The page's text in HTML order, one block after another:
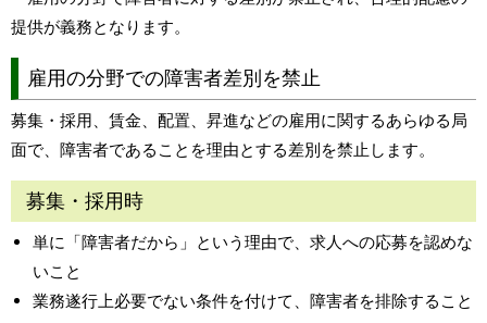
提供が義務となります。
雇用の分野での障害者差別を禁止
募集・採用、賃金、配置、昇進などの雇用に関するあらゆる局
面で、障害者であることを理由とする差別を禁止します。
募集・採用時
単に「障害者だから」という理由で、求人への応募を認めな
いこと
業務遂行上必要でない条件を付けて、障害者を排除すること